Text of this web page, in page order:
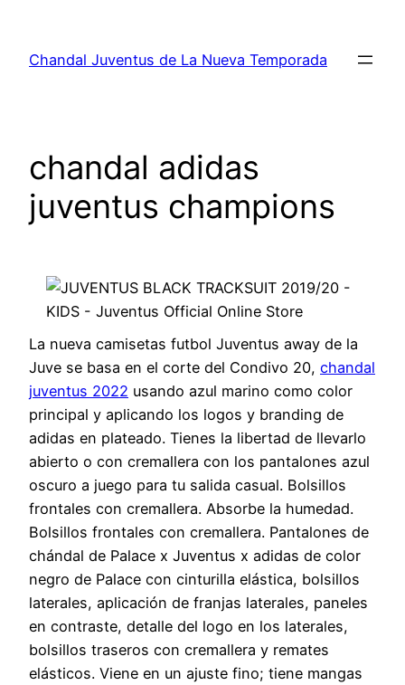
contenido
Chandal Juventus de La Nueva Temporada
chandal adidas
juventus champions
La nueva camisetas futbol Juventus away de la
Juve se basa en el corte del Condivo 20, chandal
juventus 2022 usando azul marino como color
principal y aplicando los logos y branding de
adidas en plateado. Tienes la libertad de llevarlo
abierto o con cremallera con los pantalones azul
oscuro a juego para tu salida casual. Bolsillos
frontales con cremallera. Absorbe la humedad.
Bolsillos frontales con cremallera. Pantalones de
chándal de Palace x Juventus x adidas de color
negro de Palace con cinturilla elástica, bolsillos
laterales, aplicación de franjas laterales, paneles
en contraste, detalle del logo en los laterales,
bolsillos traseros con cremallera y remates
elásticos. Viene en un ajuste fino; tiene mangas